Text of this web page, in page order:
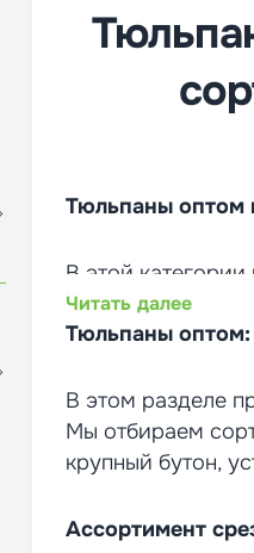
Тюльпаны оптом
В этой
потребности,
решений.
Для оптовых
Предлагаем
длинным стеблем
Для
Читать далее
Тюльпаны оптом:
В этом разделе
Мы отбираем
крупный бутон,
Ассортимент